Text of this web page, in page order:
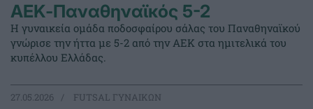
ΑΕΚ-Παναθηναϊκός 5-2
Η γυναικεία ομάδα ποδοσφαίρου σάλας του Παναθηναϊκού
γνώρισε την ήττα με 5-2 από την ΑΕΚ στα ημιτελικά του
κυπέλλου Ελλάδας.
27.05.2026 FUTSAL ΓΥΝΑΙΚΩΝ